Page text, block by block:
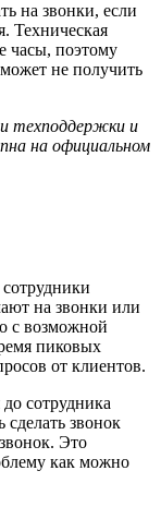
на звонки, если
Техническая
часы, поэтому
не получить
техподдержки и
на официальном
на звонки или
с возможной
пиковых
от клиентов.
сотрудника
сделать звонок
Это
как можно